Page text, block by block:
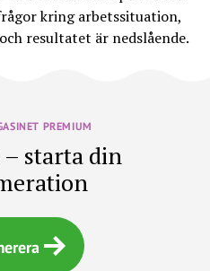
kring arbetssituation,
resultatet är nedslående.
PREMIUM
starta din